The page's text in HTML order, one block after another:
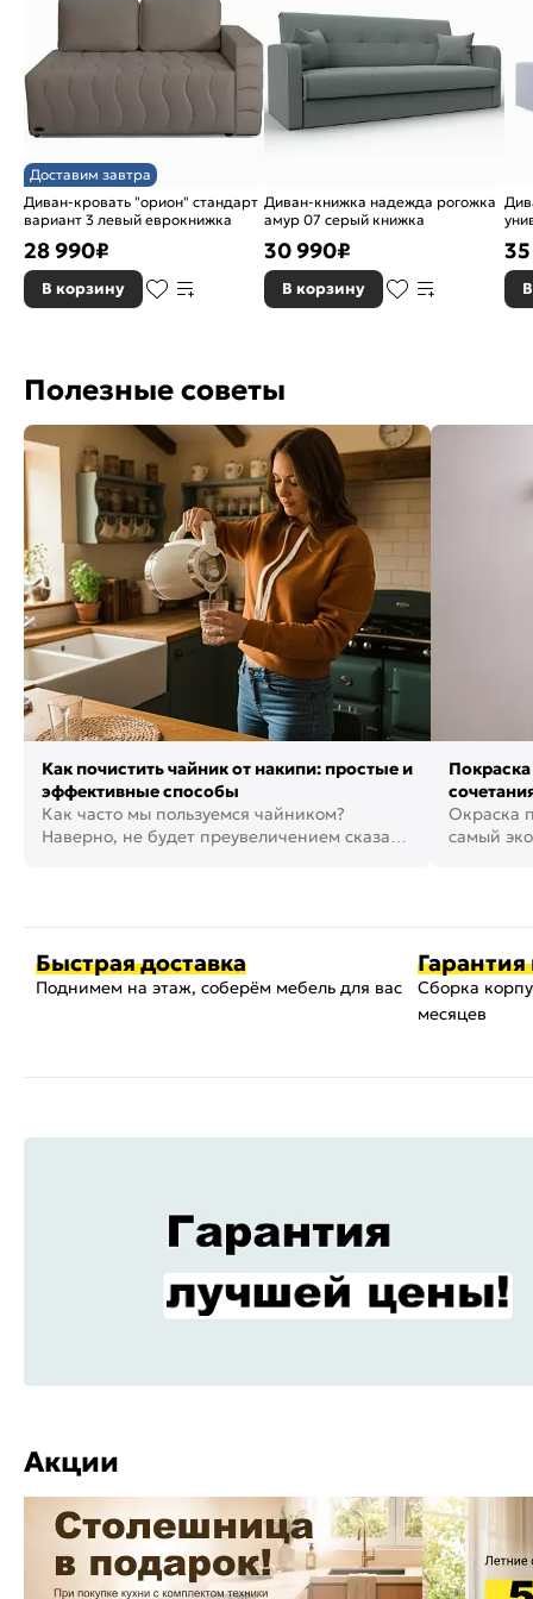
Наличие подъемного механизма:
Отсуствует
Ортопедическое основание:
нет
Вес, кг:
56.6
Сложная сборка:
Бренд:
Нижегородмебель
Доставим завтра
Диван-кровать "орион" стандарт
вариант 3 левый еврокнижка
28 990₽
В корзину
Диван-книжка надежда рогожка
амур 07 серый книжка
30 990₽
В корзину
Полезные советы
Как почистить чайник от накипи: простые и
эффективные способы
Как часто мы пользуемся чайником?
Наверно, не будет преувеличением сказать,
фото
Окраска
самый
Быстрая доставка
Поднимем на этаж, соберём мебель для вас
Гарантия
Сборка
месяцев
Акции